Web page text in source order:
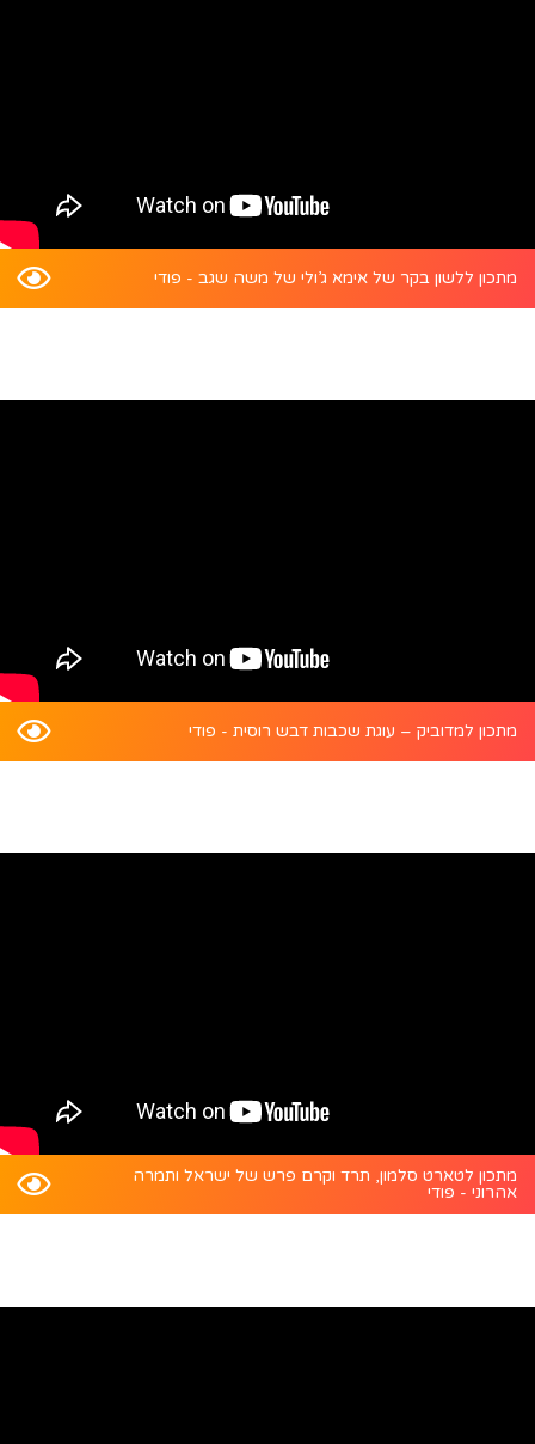
מתכון ללשון בקר של אימא ג’ולי של משה שגב - פודי
מתכון למדוביק – עוגת שכבות דבש רוסית - פודי
מתכון לטארט סלמון, תרד וקרם פרש של ישראל ותמרה
אהרוני - פודי